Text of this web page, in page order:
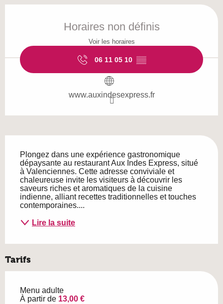
Horaires non définis
Voir les horaires
06 11 05 10 ▒▒
www.auxindesexpress.fr
Plongez dans une expérience gastronomique
dépaysante au restaurant Aux Indes Express, situé
à Valenciennes. Cette adresse conviviale et
chaleureuse invite les visiteurs à découvrir les
saveurs riches et aromatiques de la cuisine
indienne, alliant recettes traditionnelles et touches
contemporaines....
Lire la suite
Tarifs
Menu adulte
À partir de 13,00 €